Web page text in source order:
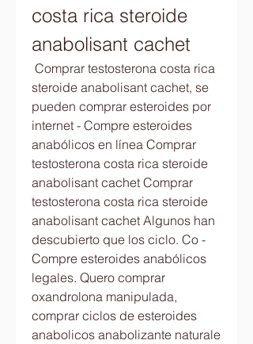
costa rica steroide
anabolisant cachet
steroide anabolisant cachet, se
pueden comprar esteroides por
internet - Compre esteroides
anabólicos en línea Comprar
testosterona costa rica steroide
anabolisant cachet Comprar
testosterona costa rica steroide
anabolisant cachet Algunos han
descubierto que los ciclo. Co -
Compre esteroides anabólicos
legales. Quero comprar
oxandrolona manipulada,
comprar ciclos de esteroides
anabolicos anabolizante naturale